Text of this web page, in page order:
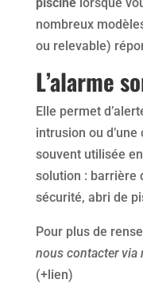
nombreux
ou relevable)
L’alarme
Elle permet
intrusion ou
souvent utilisée
solution : barrière
sécurité, abri de
Pour plus de
nous contacter via
(+lien)